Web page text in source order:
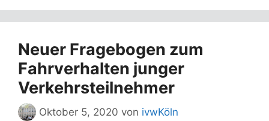
Neuer Fragebogen zum
Fahrverhalten junger
Verkehrsteilnehmer
Oktober 5, 2020 von ivwKöln